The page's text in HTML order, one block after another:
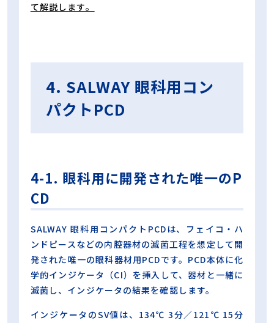
て解説します。
4. SALWAY 眼科用コン
パクトPCD
4-1. 眼科用に開発された唯一のP
CD
SALWAY 眼科用コンパクトPCDは、フェイコ・ハ
ンドピースなどの内腔器材の滅菌工程を想定して開
発された唯一の眼科器材用PCDです。PCD本体に化
学的インジケータ（CI）を挿入して、器材と一緒に
滅菌し、インジケータの結果を確認します。
インジケータのSV値は、134℃ 3分／121℃ 15分